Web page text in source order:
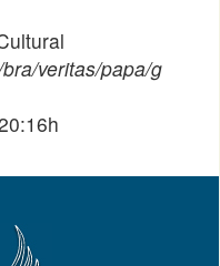
veritas/papa/g